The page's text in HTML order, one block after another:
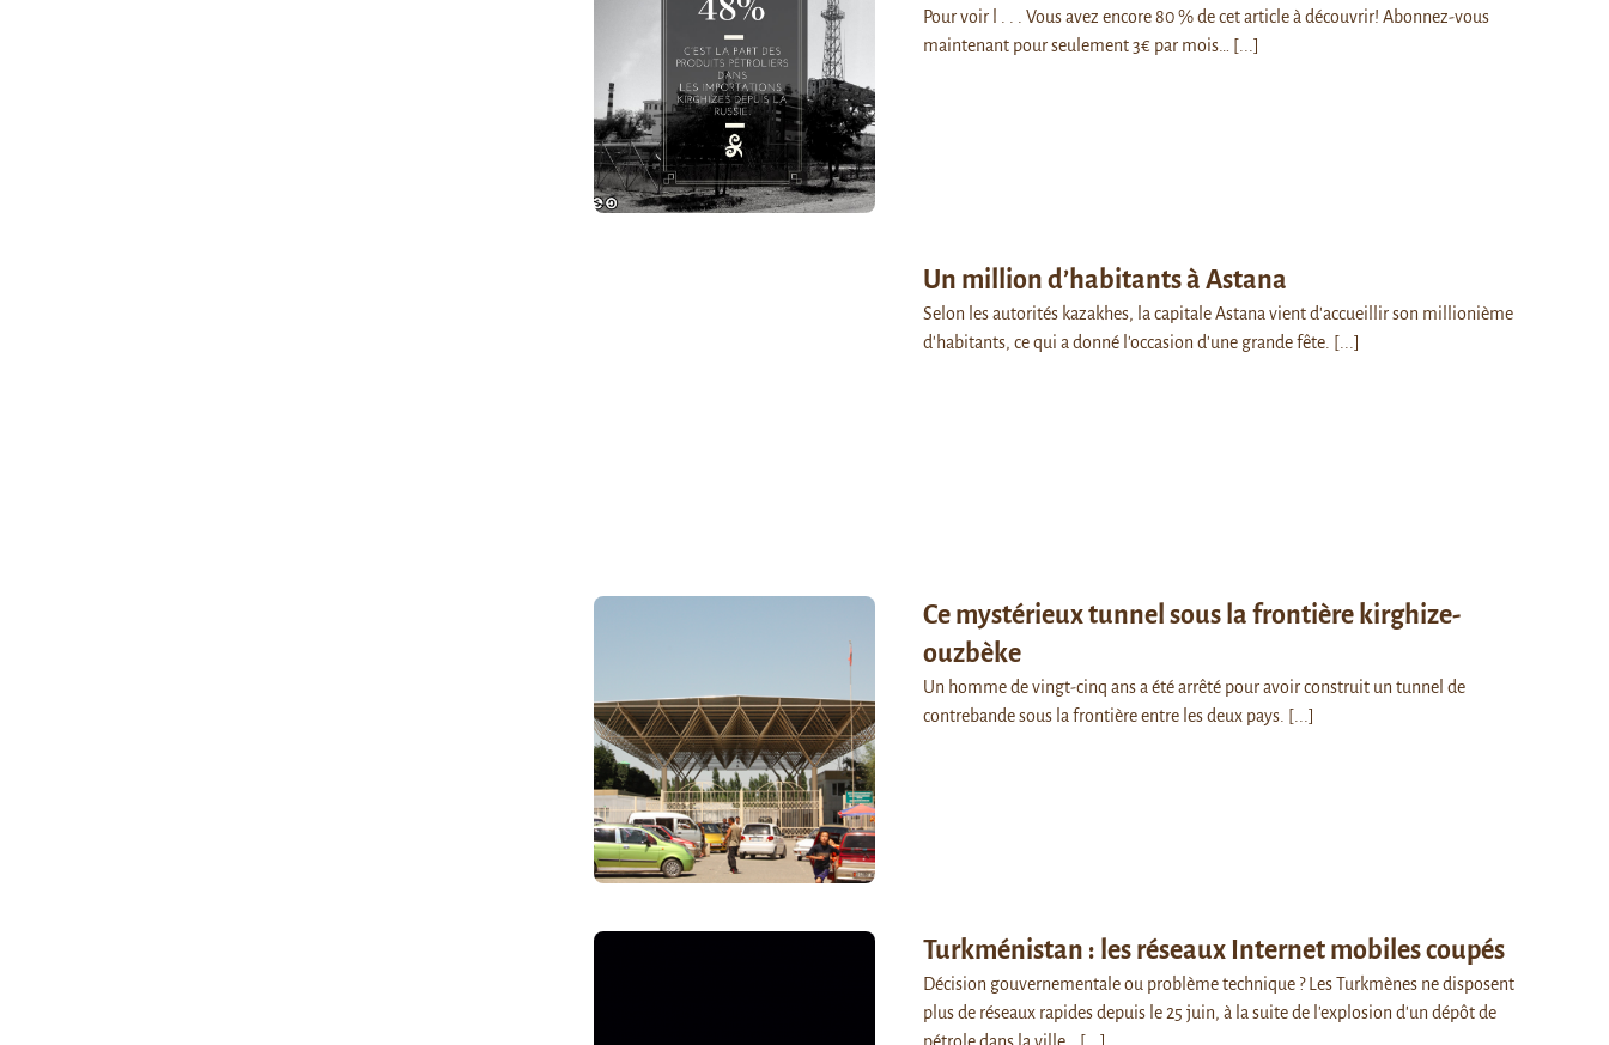
Pour voir l . . . Vous avez encore 80 % de cet article à découvrir! Abonnez-vous
maintenant pour seulement 3€ par mois…
[...]
Un million d’habitants à Astana
Selon les autorités kazakhes, la capitale Astana vient d'accueillir son millionième
d'habitants, ce qui a donné l'occasion d'une grande fête. [...]
Ce mystérieux tunnel sous la frontière kirghize-
ouzbèke
Un homme de vingt-cinq ans a été arrêté pour avoir construit un tunnel de
contrebande sous la frontière entre les deux pays. [...]
Turkménistan : les réseaux Internet mobiles coupés
Décision gouvernementale ou problème technique ? Les Turkmènes ne disposent
plus de réseaux rapides depuis le 25 juin, à la suite de l'explosion d'un dépôt de